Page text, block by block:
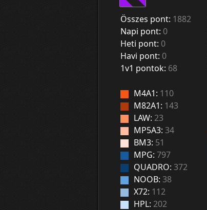
Összes pont: 1882
Napi pont: 0
Heti pont: 0
Havi pont: 0
1v1 pontok: 68
M4A1: 110
M82A1: 143
LAW: 23
MP5A3: 34
BM3: 51
MPG: 797
QUADRO: 372
NOOB: 38
X72: 112
HPL: 202